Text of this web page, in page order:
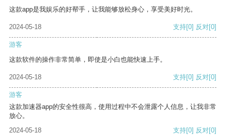
这款app是我娱乐的好帮手，让我能够放松身心，享受美好时光。
2024-05-18 支持[0] 反对[0]
游客
这款软件的操作非常简单，即使是小白也能快速上手。
2024-05-18 支持[0] 反对[0]
游客
这款加速器app的安全性很高，使用过程中不会泄露个人信息，让我非常
放心。
2024-05-18
支持[0] 反对[0]